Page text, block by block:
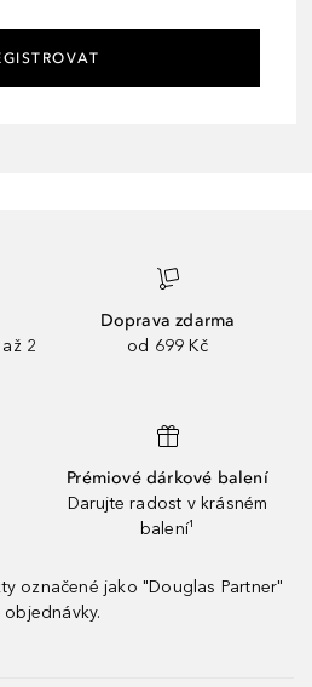
2
Doprava zdarma
od 699 Kč
Prémiové dárkové balení
Darujte radost v krásném
balení¹
označené jako "Douglas Partner"